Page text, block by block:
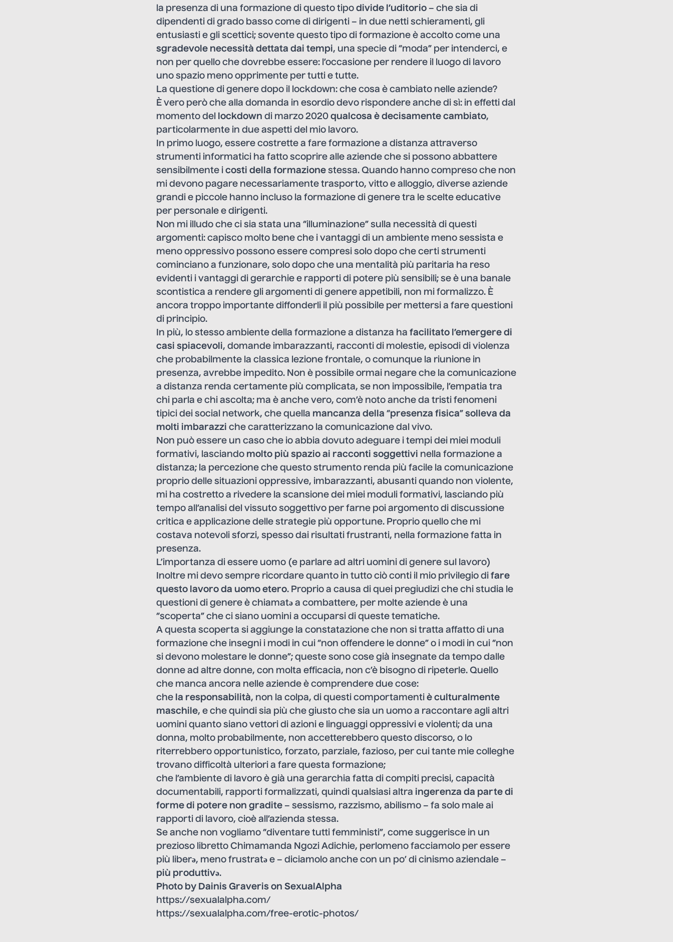
la presenza di una formazione di questo tipo divide l’uditorio – che sia di
dipendenti di grado basso come di dirigenti – in due netti schieramenti, gli
entusiasti e gli scettici; sovente questo tipo di formazione è accolto come una
sgradevole necessità dettata dai tempi, una specie di “moda” per intenderci, e
non per quello che dovrebbe essere: l’occasione per rendere il luogo di lavoro
uno spazio meno opprimente per tutti e tutte.
La questione di genere dopo il lockdown: che cosa è cambiato nelle aziende?
È vero però che alla domanda in esordio devo rispondere anche di sì: in effetti dal
momento del
lockdown di marzo 2020 qualcosa è decisamente cambiato,
particolarmente in due aspetti del mio lavoro.
In primo luogo, essere costrette a fare formazione a distanza attraverso
strumenti informatici ha fatto scoprire alle aziende che si possono abbattere
sensibilmente i costi della formazione stessa. Quando hanno compreso che non
mi devono pagare necessariamente trasporto, vitto e alloggio, diverse aziende
grandi e piccole hanno incluso la formazione di genere tra le scelte educative
per personale e dirigenti.
Non mi illudo che ci sia stata una “illuminazione” sulla necessità di questi
argomenti: capisco molto bene che i vantaggi di un ambiente meno sessista e
meno oppressivo possono essere compresi solo dopo che certi strumenti
cominciano a funzionare, solo dopo che una mentalità più paritaria ha reso
evidenti i vantaggi di gerarchie e rapporti di potere più sensibili; se è una banale
scontistica a rendere gli argomenti di genere appetibili, non mi formalizzo. È
ancora troppo importante diffonderli il più possibile per mettersi a fare questioni
di principio.
In più, lo stesso ambiente della formazione a distanza ha facilitato l’emergere di
casi spiacevoli, domande imbarazzanti, racconti di molestie, episodi di violenza
che probabilmente la classica lezione frontale, o comunque la riunione in
presenza, avrebbe impedito. Non è possibile ormai negare che la comunicazione
a distanza renda certamente più complicata, se non impossibile, l’empatia tra
chi parla e chi ascolta; ma è anche vero, com’è noto anche da tristi fenomeni
tipici dei social network, che quella mancanza della “presenza fisica” solleva da
molti imbarazzi che caratterizzano la comunicazione dal vivo.
Non può essere un caso che io abbia dovuto adeguare i tempi dei miei moduli
formativi, lasciando molto più spazio ai racconti soggettivi nella formazione a
distanza; la percezione che questo strumento renda più facile la comunicazione
proprio delle situazioni oppressive, imbarazzanti, abusanti quando non violente,
mi ha costretto a rivedere la scansione dei miei moduli formativi, lasciando più
tempo all’analisi del vissuto soggettivo per farne poi argomento di discussione
critica e applicazione delle strategie più opportune. Proprio quello che mi
costava notevoli sforzi, spesso dai risultati frustranti, nella formazione fatta in
presenza.
L’importanza di essere uomo (e parlare ad altri uomini di genere sul lavoro)
Inoltre mi devo sempre ricordare quanto in tutto ciò conti il mio privilegio di fare
questo lavoro da uomo etero. Proprio a causa di quei pregiudizi che chi studia le
questioni di genere è chiamatə a combattere, per molte aziende è una
“scoperta” che ci siano uomini a occuparsi di queste tematiche.
A questa scoperta si aggiunge la constatazione che non si tratta affatto di una
formazione che insegni i modi in cui “non offendere le donne” o i modi in cui “non
si devono molestare le donne”; queste sono cose già insegnate da tempo dalle
donne ad altre donne, con molta efficacia, non c’è bisogno di ripeterle. Quello
che manca ancora nelle aziende è comprendere due cose:
che la responsabilità, non la colpa, di questi comportamenti è culturalmente
maschile, e che quindi sia più che giusto che sia un uomo a raccontare agli altri
uomini quanto siano vettori di azioni e linguaggi oppressivi e violenti; da una
donna, molto probabilmente, non accetterebbero questo discorso, o lo
riterrebbero opportunistico, forzato, parziale, fazioso, per cui tante mie colleghe
trovano difficoltà ulteriori a fare questa formazione;
che l’ambiente di lavoro è già una gerarchia fatta di compiti precisi, capacità
documentabili, rapporti formalizzati, quindi qualsiasi altra ingerenza da parte di
forme di potere non gradite – sessismo, razzismo, abilismo – fa solo male ai
rapporti di lavoro, cioè all’azienda stessa.
Se anche non vogliamo “diventare tutti femministi”, come suggerisce in un
prezioso libretto Chimamanda Ngozi Adichie, perlomeno facciamolo per essere
più liberə, meno frustratə e – diciamolo anche con un po’ di cinismo aziendale –
più produttivə.
Photo by Dainis Graveris on SexualAlpha
https://sexualalpha.com/
https://sexualalpha.com/free-erotic-photos/